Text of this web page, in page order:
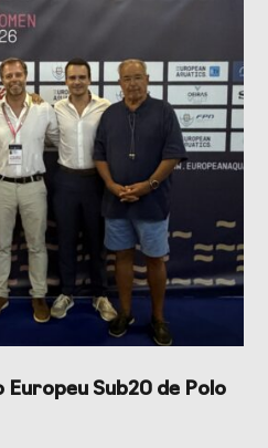
Europeu Sub20 de Polo